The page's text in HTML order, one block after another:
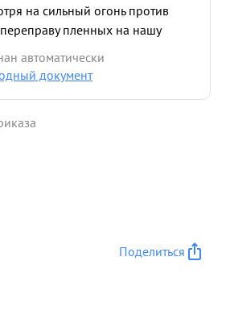
на сильный огонь против
пленных на нашу
автоматически
документ
Поделиться